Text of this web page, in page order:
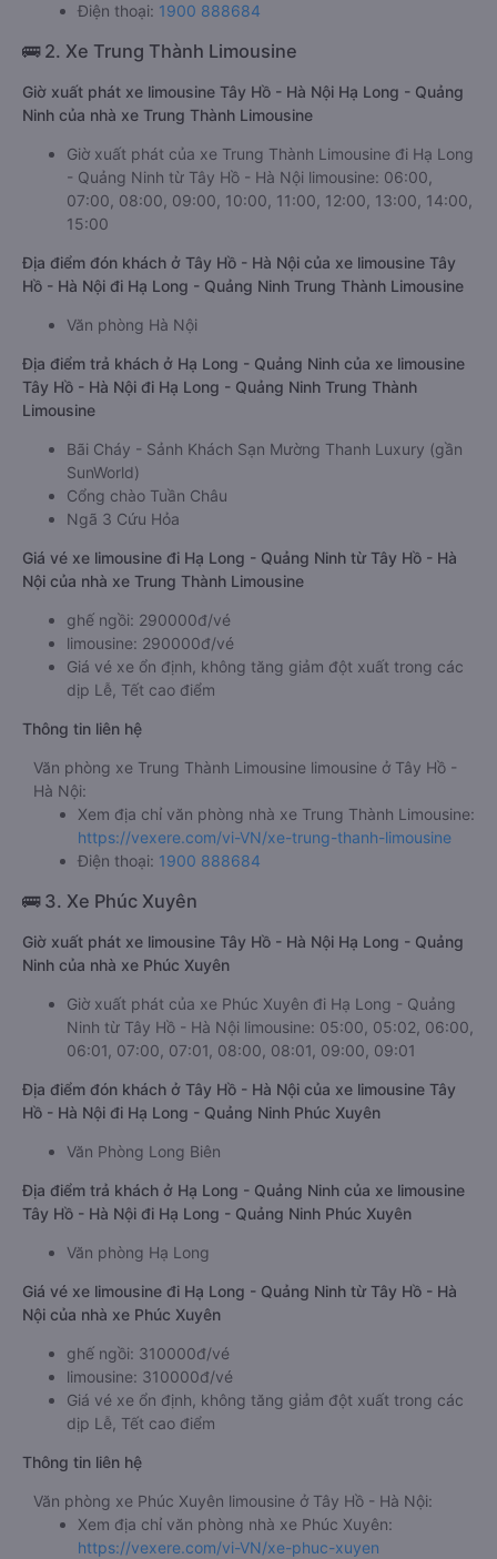
Điện thoại: 1900 888684
🚌 2. Xe Trung Thành Limousine
Giờ xuất phát xe limousine Tây Hồ - Hà Nội Hạ Long - Quảng
Ninh của nhà xe Trung Thành Limousine
Giờ xuất phát của xe Trung Thành Limousine đi Hạ Long
- Quảng Ninh từ Tây Hồ - Hà Nội limousine: 06:00,
07:00, 08:00, 09:00, 10:00, 11:00, 12:00, 13:00, 14:00,
15:00
Địa điểm đón khách ở Tây Hồ - Hà Nội của xe limousine Tây
Hồ - Hà Nội đi Hạ Long - Quảng Ninh Trung Thành Limousine
Văn phòng Hà Nội
Địa điểm trả khách ở Hạ Long - Quảng Ninh của xe limousine
Tây Hồ - Hà Nội đi Hạ Long - Quảng Ninh Trung Thành
Limousine
Bãi Cháy - Sảnh Khách Sạn Mường Thanh Luxury (gần
SunWorld)
Cổng chào Tuần Châu
Ngã 3 Cứu Hỏa
Giá vé xe limousine đi Hạ Long - Quảng Ninh từ Tây Hồ - Hà
Nội của nhà xe Trung Thành Limousine
ghế ngồi: 290000đ/vé
limousine: 290000đ/vé
Giá vé xe ổn định, không tăng giảm đột xuất trong các
dịp Lễ, Tết cao điểm
Thông tin liên hệ
Văn phòng xe Trung Thành Limousine limousine ở Tây Hồ -
Hà Nội:
Xem địa chỉ văn phòng nhà xe Trung Thành Limousine:
https://vexere.com/vi-VN/xe-trung-thanh-limousine
Điện thoại: 1900 888684
🚌 3. Xe Phúc Xuyên
Giờ xuất phát xe limousine Tây Hồ - Hà Nội Hạ Long - Quảng
Ninh của nhà xe Phúc Xuyên
Giờ xuất phát của xe Phúc Xuyên đi Hạ Long - Quảng
Ninh từ Tây Hồ - Hà Nội limousine: 05:00, 05:02, 06:00,
06:01, 07:00, 07:01, 08:00, 08:01, 09:00, 09:01
Địa điểm đón khách ở Tây Hồ - Hà Nội của xe limousine Tây
Hồ - Hà Nội đi Hạ Long - Quảng Ninh Phúc Xuyên
Văn Phòng Long Biên
Địa điểm trả khách ở Hạ Long - Quảng Ninh của xe limousine
Tây Hồ - Hà Nội đi Hạ Long - Quảng Ninh Phúc Xuyên
Văn phòng Hạ Long
Giá vé xe limousine đi Hạ Long - Quảng Ninh từ Tây Hồ - Hà
Nội của nhà xe Phúc Xuyên
ghế ngồi: 310000đ/vé
limousine: 310000đ/vé
Giá vé xe ổn định, không tăng giảm đột xuất trong các
dịp Lễ, Tết cao điểm
Thông tin liên hệ
Văn phòng xe Phúc Xuyên limousine ở Tây Hồ - Hà Nội:
Xem địa chỉ văn phòng nhà xe Phúc Xuyên:
https://vexere.com/vi-VN/xe-phuc-xuyen